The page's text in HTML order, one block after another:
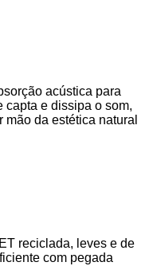
acústica para
capta e dissipa o som,
da estética natural
reciclada, leves e de
com pegada